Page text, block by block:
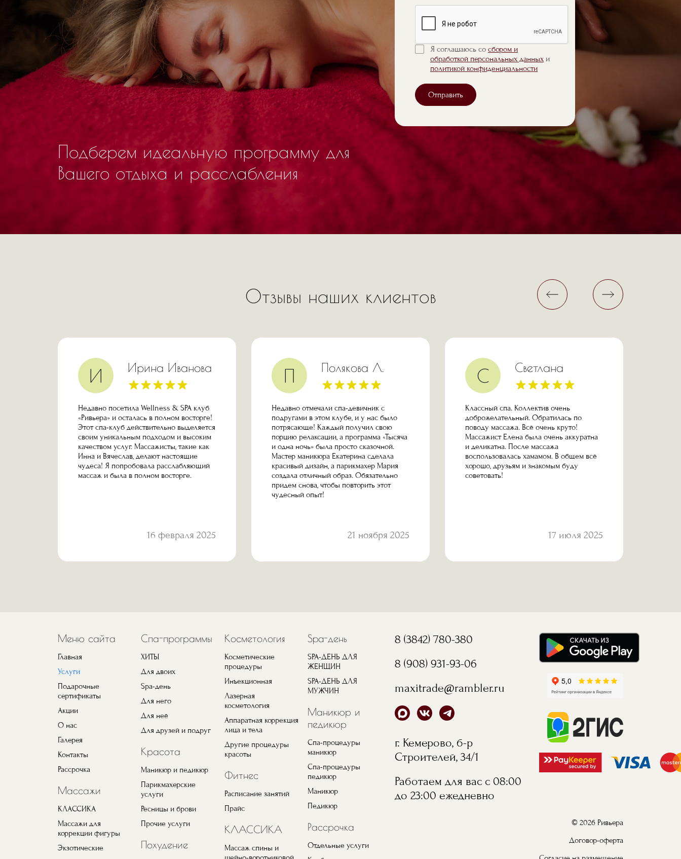
Подберем идеальную программу для
Вашего отдыха и расслабления
Я соглашаюсь со сбором и
обработкой персональных данных и
политикой конфиденциальности
Отправить
Отзывы наших клиентов
И Ирина Иванова
Недавно посетила Wellness & SPA клуб
«Ривьера» и осталась в полном восторге!
Этот спа-клуб действительно выделяется
своим уникальным подходом и высоким
качеством услуг. Массажисты, такие как
Инна и Вячеслав, делают настоящие
чудеса! Я попробовала расслабляющий
массаж и была в полном восторге.
16 февраля 2025
П Полякова Л.
Недавно отмечали спа-девичник с
подругами в этом клубе, и у нас было
потрясающе! Каждый получил свою
порцию релаксации, а программа «Тысяча
и одна ночь» была просто сказочной.
Мастер маникюра Екатерина сделала
красивый дизайн, а парикмахер Мария
создала отличный образ. Обязательно
придем снова, чтобы повторить этот
чудесный опыт!
21 ноября 2025
С Светлана
Классный спа. Коллектив очень
доброжелательный. Обратилась по
поводу массажа. Всё очень круто!
Массажист Елена была очень аккуратна
и деликатна. После массажа
воспользовалась хамамом. В общем всё
хорошо, друзьям и знакомым буду
советовать!
17 июля 2025
Меню сайта
Главная
Услуги
Подарочные
сертификаты
Акции
О нас
Галерея
Контакты
Рассрочка
Массажи
КЛАССИКА
Массажи для
коррекции фигуры
Экзотические
Спа-программы
ХИТЫ
Для двоих
Spa-день
Для него
Для неё
Для друзей и подруг
Красота
Маникюр и педикюр
Парикмахерские
услуги
Ресницы и брови
Прочие услуги
Похудение
Косметология
Косметические
процедуры
Инъекционная
Лазерная
косметология
Аппаратная коррекция
лица и тела
Другие процедуры
красоты
Фитнес
Расписание занятий
Прайс
КЛАССИКА
Массаж спины и
Spa-день
SPA-ДЕНЬ ДЛЯ
ЖЕНЩИН
SPA-ДЕНЬ ДЛЯ
МУЖЧИН
Маникюр и
педикюр
Спа-процедуры
маникюр
Спа-процедуры
педикюр
Маникюр
Педикюр
Рассрочка
Отдельные услуги
8 (3842) 780-380
8 (908) 931-93-06
maxitrade@rambler.ru
г. Кемерово, б-р
Строителей, 34/1
Работаем для вас с 08:00
до 23:00 ежедневно
© 2026 Ривьера
Договор-оферта